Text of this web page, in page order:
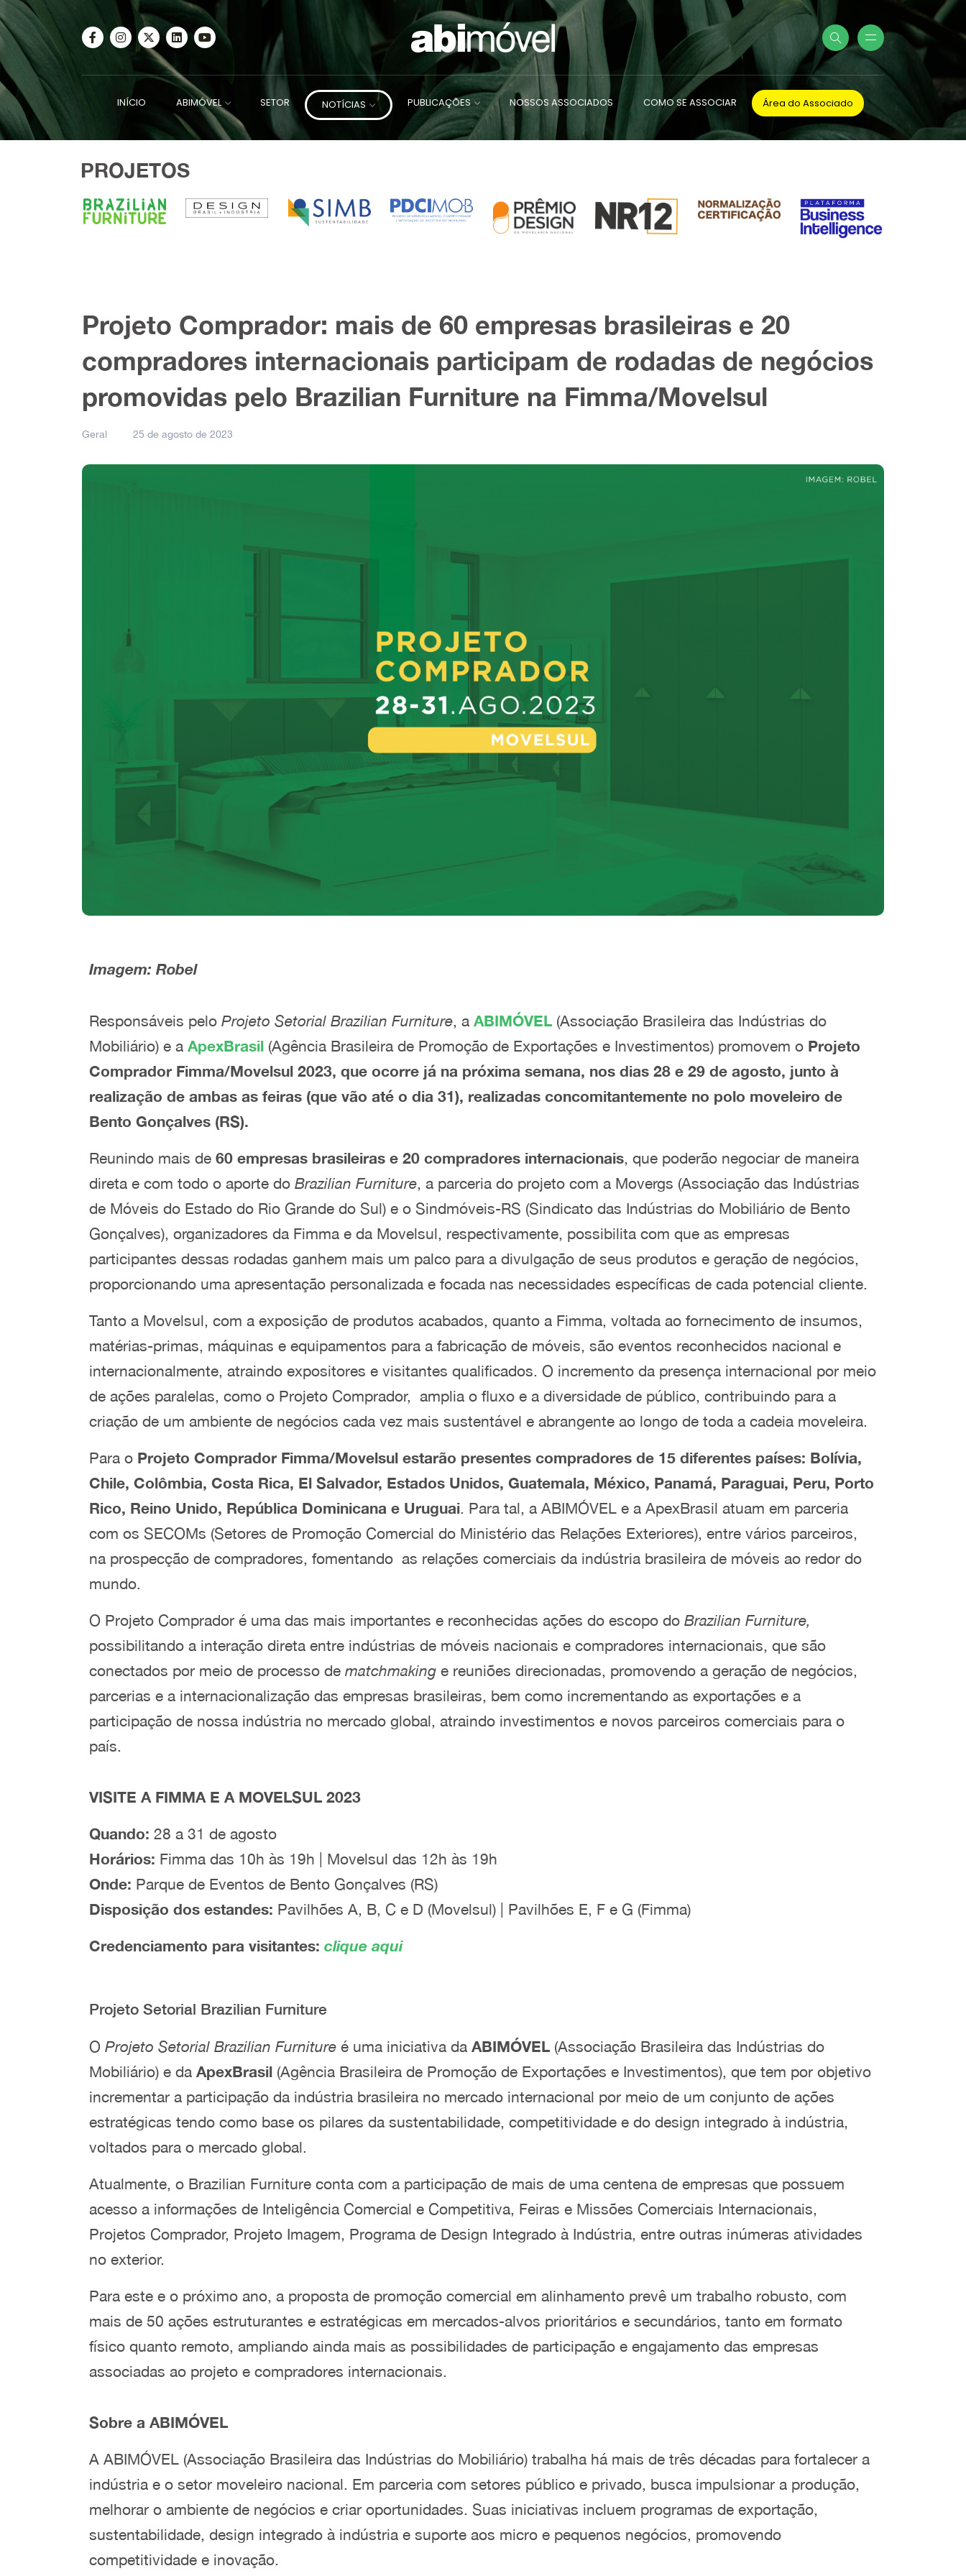
INÍCIO ABIMÓVEL SETOR NOTÍCIAS PUBLICAÇÕES NOSSOS ASSOCIADOS COMO SE ASSOCIAR Área do Associado
PROJETOS
Projeto Comprador: mais de 60 empresas brasileiras e 20
compradores internacionais participam de rodadas de negócios
promovidas pelo Brazilian Furniture na Fimma/Movelsul
Geral 25 de agosto de 2023
Imagem: Robel
Responsáveis pelo Projeto Setorial Brazilian Furniture , a ABIMÓVEL (Associação Brasileira das Indústrias do
Mobiliário) e a ApexBrasil (Agência Brasileira de Promoção de Exportações e Investimentos) promovem o Projeto
Comprador Fimma/Movelsul 2023, que ocorre já na próxima semana, nos dias 28 e 29 de agosto, junto à
realização de ambas as feiras (que vão até o dia 31), realizadas concomitantemente no polo moveleiro de
Bento Gonçalves (RS).
Reunindo mais de 60 empresas brasileiras e 20 compradores internacionais , que poderão negociar de maneira
direta e com todo o aporte do Brazilian Furniture , a parceria do projeto com a Movergs (Associação das Indústrias
de Móveis do Estado do Rio Grande do Sul) e o Sindmóveis-RS (Sindicato das Indústrias do Mobiliário de Bento
Gonçalves), organizadores da Fimma e da Movelsul, respectivamente, possibilita com que as empresas
participantes dessas rodadas ganhem mais um palco para a divulgação de seus produtos e geração de negócios,
proporcionando uma apresentação personalizada e focada nas necessidades específicas de cada potencial cliente.
Tanto a Movelsul, com a exposição de produtos acabados, quanto a Fimma, voltada ao fornecimento de insumos,
matérias-primas, máquinas e equipamentos para a fabricação de móveis, são eventos reconhecidos nacional e
internacionalmente, atraindo expositores e visitantes qualificados. O incremento da presença internacional por meio
de ações paralelas, como o Projeto Comprador, amplia o fluxo e a diversidade de público, contribuindo para a
criação de um ambiente de negócios cada vez mais sustentável e abrangente ao longo de toda a cadeia moveleira.
Para o Projeto Comprador Fimma/Movelsul estarão presentes compradores de 15 diferentes países: Bolívia,
Chile, Colômbia, Costa Rica, El Salvador, Estados Unidos, Guatemala, México, Panamá, Paraguai, Peru, Porto
Rico, Reino Unido, República Dominicana e Uruguai . Para tal, a ABIMÓVEL e a ApexBrasil atuam em parceria
com os SECOMs (Setores de Promoção Comercial do Ministério das Relações Exteriores), entre vários parceiros,
na prospecção de compradores, fomentando as relações comerciais da indústria brasileira de móveis ao redor do
mundo.
O Projeto Comprador é uma das mais importantes e reconhecidas ações do escopo do Brazilian Furniture,
possibilitando a interação direta entre indústrias de móveis nacionais e compradores internacionais, que são
conectados por meio de processo de matchmaking e reuniões direcionadas, promovendo a geração de negócios,
parcerias e a internacionalização das empresas brasileiras, bem como incrementando as exportações e a
participação de nossa indústria no mercado global, atraindo investimentos e novos parceiros comerciais para o
país.
VISITE A FIMMA E A MOVELSUL 2023
Quando: 28 a 31 de agosto
Horários: Fimma das 10h às 19h | Movelsul das 12h às 19h
Onde: Parque de Eventos de Bento Gonçalves (RS)
Disposição dos estandes: Pavilhões A, B, C e D (Movelsul) | Pavilhões E, F e G (Fimma)
Credenciamento para visitantes: clique aqui
Projeto Setorial Brazilian Furniture
O Projeto Setorial Brazilian Furniture é uma iniciativa da ABIMÓVEL (Associação Brasileira das Indústrias do
Mobiliário) e da ApexBrasil (Agência Brasileira de Promoção de Exportações e Investimentos), que tem por objetivo
incrementar a participação da indústria brasileira no mercado internacional por meio de um conjunto de ações
estratégicas tendo como base os pilares da sustentabilidade, competitividade e do design integrado à indústria,
voltados para o mercado global.
Atualmente, o Brazilian Furniture conta com a participação de mais de uma centena de empresas que possuem
acesso a informações de Inteligência Comercial e Competitiva, Feiras e Missões Comerciais Internacionais,
Projetos Comprador, Projeto Imagem, Programa de Design Integrado à Indústria, entre outras inúmeras atividades
no exterior.
Para este e o próximo ano, a proposta de promoção comercial em alinhamento prevê um trabalho robusto, com
mais de 50 ações estruturantes e estratégicas em mercados-alvos prioritários e secundários, tanto em formato
físico quanto remoto, ampliando ainda mais as possibilidades de participação e engajamento das empresas
associadas ao projeto e compradores internacionais.
Sobre a ABIMÓVEL
A ABIMÓVEL (Associação Brasileira das Indústrias do Mobiliário) trabalha há mais de três décadas para fortalecer a
indústria e o setor moveleiro nacional. Em parceria com setores público e privado, busca impulsionar a produção,
melhorar o ambiente de negócios e criar oportunidades. Suas iniciativas incluem programas de exportação,
sustentabilidade, design integrado à indústria e suporte aos micro e pequenos negócios, promovendo
competitividade e inovação.